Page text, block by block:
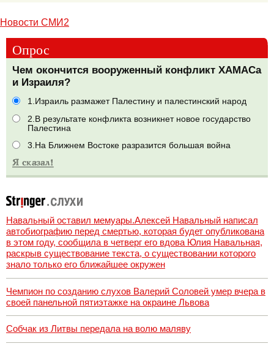
Новости СМИ2
Опрос
Чем окончится вооруженный конфликт ХАМАСа
и Израиля?
1.Израиль размажет Палестину и палестинский народ
2.В результате конфликта возникнет новое государство
Палестина
3.На Ближнем Востоке разразится большая война
Навальный оставил мемуары.Алексей Навальный написал
автобиографию перед смертью, которая будет опубликована
в этом году, сообщила в четверг его вдова Юлия Навальная,
раскрыв существование текста, о существовании которого
знало только его ближайшее окружен
Чемпион по созданию слухов Валерий Соловей умер вчера в
своей панельной пятиэтажке на окраине Львова
Собчак из Литвы передала на волю маляву